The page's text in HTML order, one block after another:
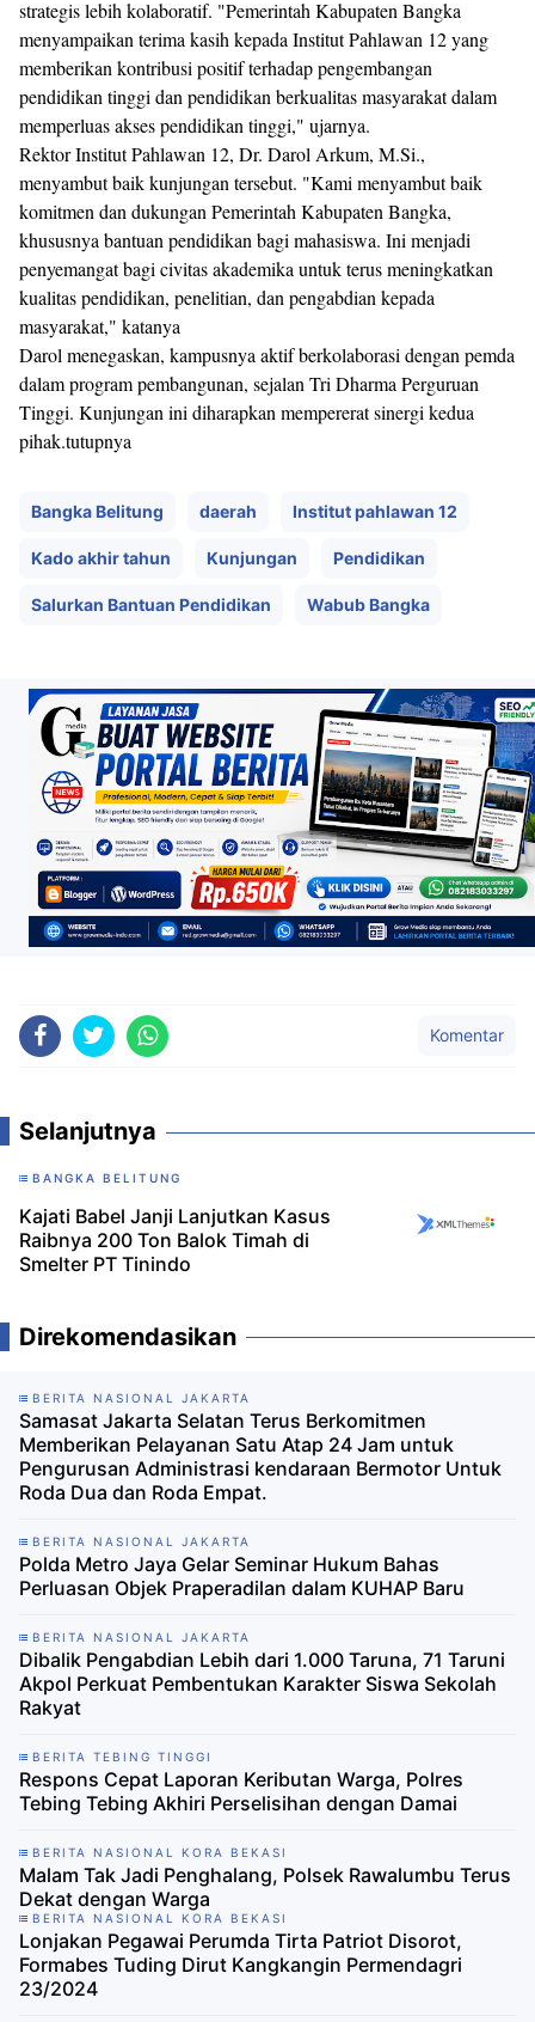
strategis lebih kolaboratif. "Pemerintah Kabupaten Bangka
menyampaikan terima kasih kepada Institut Pahlawan 12 yang
memberikan kontribusi positif terhadap pengembangan
pendidikan tinggi dan pendidikan berkualitas masyarakat dalam
memperluas akses pendidikan tinggi," ujarnya.
Rektor Institut Pahlawan 12, Dr. Darol Arkum, M.Si.,
menyambut baik kunjungan tersebut. "Kami menyambut baik
komitmen dan dukungan Pemerintah Kabupaten Bangka,
khususnya bantuan pendidikan bagi mahasiswa. Ini menjadi
penyemangat bagi civitas akademika untuk terus meningkatkan
kualitas pendidikan, penelitian, dan pengabdian kepada
masyarakat," katanya
Darol menegaskan, kampusnya aktif berkolaborasi dengan pemda
dalam program pembangunan, sejalan Tri Dharma Perguruan
Tinggi. Kunjungan ini diharapkan mempererat sinergi kedua
pihak.tutupnya
Bangka Belitung daerah Institut pahlawan 12
Kado akhir tahun Kunjungan Pendidikan
Salurkan Bantuan Pendidikan Wabub Bangka
Komentar
Selanjutnya
BANGKA BELITUNG
Kajati Babel Janji Lanjutkan Kasus
Raibnya 200 Ton Balok Timah di
Smelter PT Tinindo
Direkomendasikan
BERITA NASIONAL JAKARTA
Samasat Jakarta Selatan Terus Berkomitmen
Memberikan Pelayanan Satu Atap 24 Jam untuk
Pengurusan Administrasi kendaraan Bermotor Untuk
Roda Dua dan Roda Empat.
BERITA NASIONAL JAKARTA
Polda Metro Jaya Gelar Seminar Hukum Bahas
Perluasan Objek Praperadilan dalam KUHAP Baru
BERITA NASIONAL JAKARTA
Dibalik Pengabdian Lebih dari 1.000 Taruna, 71 Taruni
Akpol Perkuat Pembentukan Karakter Siswa Sekolah
Rakyat
BERITA TEBING TINGGI
Respons Cepat Laporan Keributan Warga, Polres
Tebing Tebing Akhiri Perselisihan dengan Damai
BERITA NASIONAL KORA BEKASI
Malam Tak Jadi Penghalang, Polsek Rawalumbu Terus
Dekat dengan Warga
BERITA NASIONAL KORA BEKASI
Lonjakan Pegawai Perumda Tirta Patriot Disorot,
Formabes Tuding Dirut Kangkangin Permendagri
23/2024